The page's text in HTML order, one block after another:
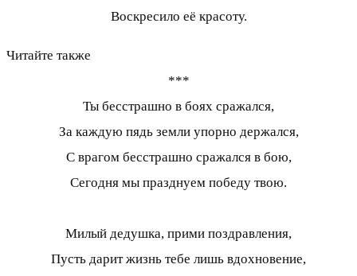
Воскресило её красоту.
Читайте также
***
Ты бесстрашно в боях сражался,
За каждую пядь земли упорно держался,
С врагом бесстрашно сражался в бою,
Сегодня мы празднуем победу твою.
Милый дедушка, прими поздравления,
Пусть дарит жизнь тебе лишь вдохновение,